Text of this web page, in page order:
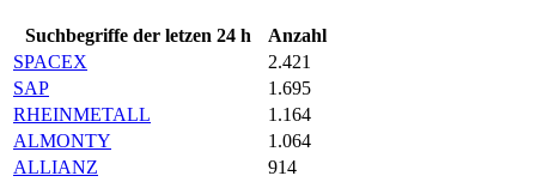
Suchbegriffe der letzen 24 h
Anzahl
SPACEX
2.421
SAP
1.695
RHEINMETALL
1.164
ALMONTY
1.064
ALLIANZ
914